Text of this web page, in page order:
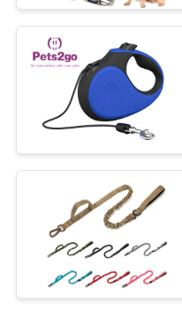
VIAJE
FÁBRICA
ÉNTRENOS
CONTACTO
CON
Correo
animal
Correa
del paseo